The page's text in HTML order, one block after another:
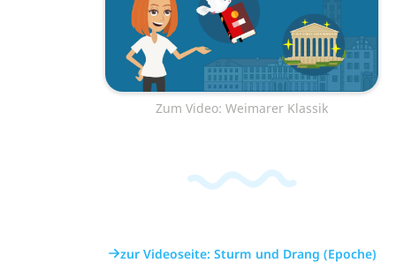
Zum Video: Weimarer Klassik
zur Videoseite: Sturm und Drang (Epoche)